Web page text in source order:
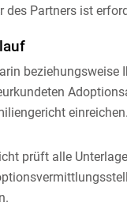
des Partners ist
beziehungsweise
einreichen.
prüft alle